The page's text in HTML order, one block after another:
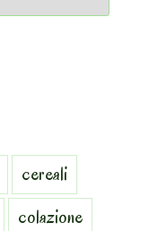
cereali
colazione